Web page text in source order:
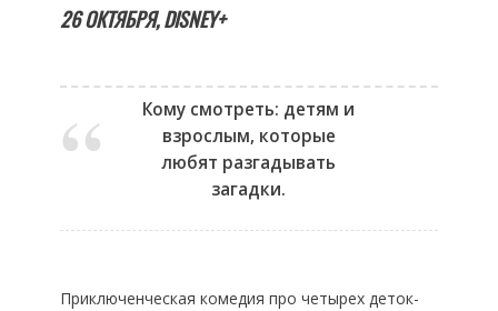
26 ОКТЯБРЯ, DISNEY+
Кому смотреть: детям и
взрослым, которые
любят разгадывать
загадки.
Приключенческая комедия про четырех деток-